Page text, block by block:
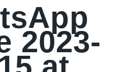
2023-